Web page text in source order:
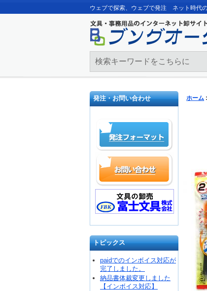
ウェブで探索、ウェブで発注 ネット時代
発注・お問い合わせ
トピックス
paidでのインボイス対応が
完了しました。
納品書体裁変更しました
【インボイス対応】
ホーム